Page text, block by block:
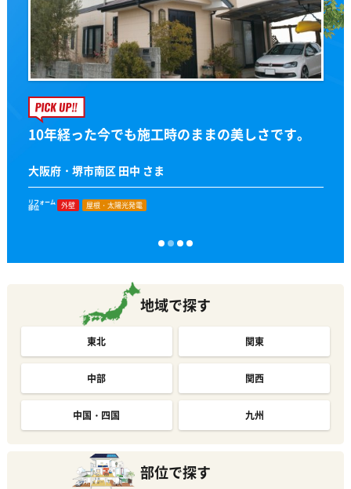
技術の高さに驚き! 30年後が楽しみです。
兵庫県・伊丹市 泉 さま
リフォーム
部位 外壁
10年経った今でも施工時のままの美しさです。
大阪府・堺市南区 田中 さま
リフォーム
部位 外壁 屋根・太陽光発電
唯一無二の仕上がりに!
静岡県・富士市 S様
リフォーム
部位 外壁
「新築みたい!」って褒めてもらいました。
兵庫県・神戸市 澤田 さま
リフォーム
部位 外壁 屋根・太陽光発電
地域で探す
東北 関東
中部 関西
中国・四国 九州
部位で探す